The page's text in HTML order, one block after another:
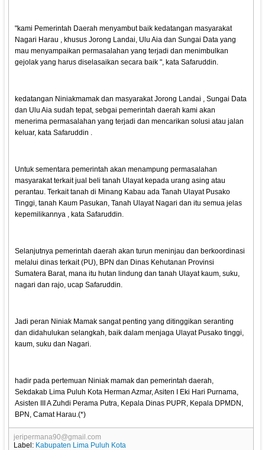
"kami Pemerintah Daerah menyambut baik kedatangan masyarakat
Nagari Harau , khusus Jorong Landai, Ulu Aia dan Sungai Data yang
mau menyampaikan permasalahan yang terjadi dan menimbulkan
gejolak yang harus diselasaikan secara baik ", kata Safaruddin.
kedatangan Niniakmamak dan masyarakat Jorong Landai , Sungai Data
dan Ulu Aia sudah tepat, sebgai pemerintah daerah kami akan
menerima permasalahan yang terjadi dan mencarikan solusi atau jalan
keluar, kata Safaruddin .
Untuk sementara pemerintah akan menampung permasalahan
masyarakat terkait jual beli tanah Ulayat kepada urang asing atau
perantau. Terkait tanah di Minang Kabau ada Tanah Ulayat Pusako
Tinggi, tanah Kaum Pasukan, Tanah Ulayat Nagari dan itu semua jelas
kepemilikannya , kata Safaruddin.
Selanjutnya pemerintah daerah akan turun meninjau dan berkoordinasi
melalui dinas terkait (PU), BPN dan Dinas Kehutanan Provinsi
Sumatera Barat, mana itu hutan lindung dan tanah Ulayat kaum, suku,
nagari dan rajo, ucap Safaruddin.
Jadi peran Niniak Mamak sangat penting yang ditinggikan seranting
dan didahulukan selangkah, baik dalam menjaga Ulayat Pusako tinggi,
kaum, suku dan Nagari.
hadir pada pertemuan Niniak mamak dan pemerintah daerah,
Sekdakab Lima Puluh Kota Herman Azmar, Asiten I Eki Hari Purnama,
Asisten III A Zuhdi Perama Putra, Kepala Dinas PUPR, Kepala DPMDN,
BPN, Camat Harau.(*)
jeripermana90@gmail.com
Label: Kabupaten Lima Puluh Kota